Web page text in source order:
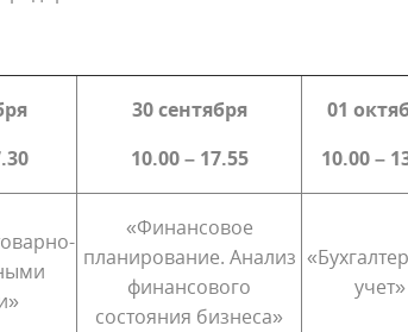
30 сентября
10.00 – 17.55
01
10.00 –
«Финансовое
планирование. Анализ
финансового
состояния бизнеса»
учет»